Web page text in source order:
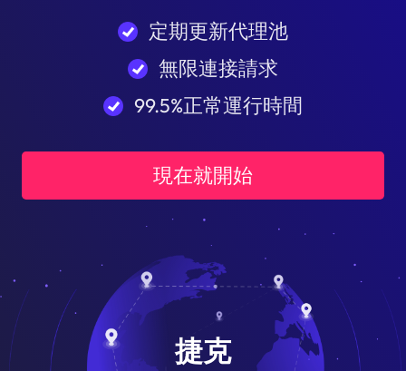
定期更新代理池
無限連接請求
99.5%正常運行時間
現在就開始
捷克